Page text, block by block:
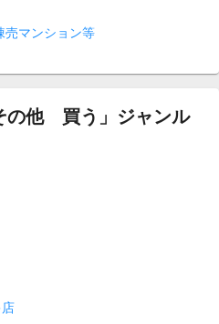
売マンション等
の他 買う」ジャンル